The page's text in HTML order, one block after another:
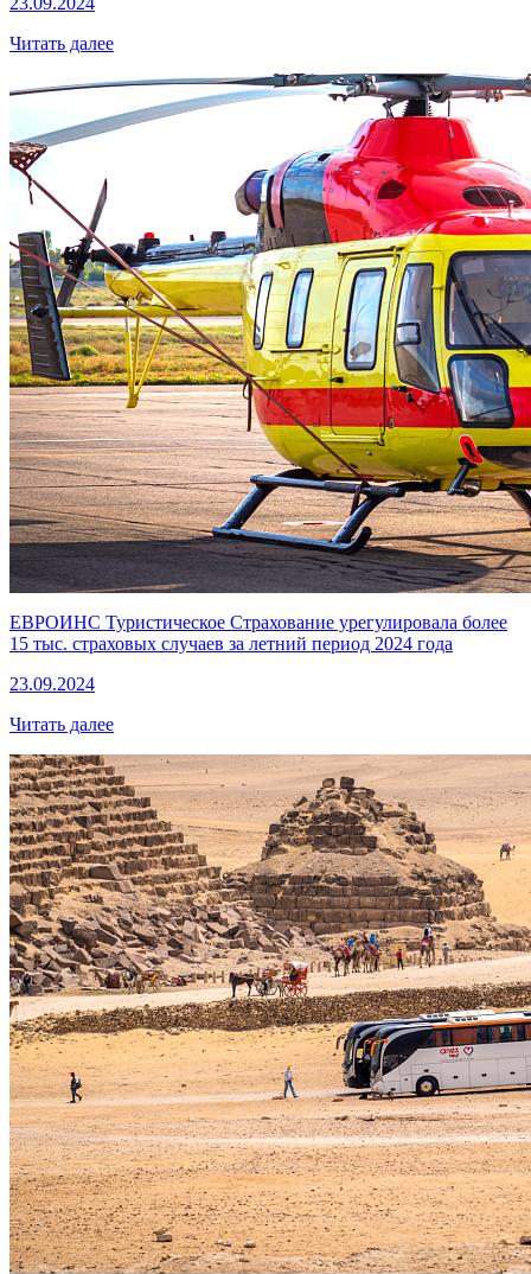
Читать далее
ЕВРОИНС Туристическое Страхование урегулировала более
15 тыс. страховых случаев за летний период 2024 года
23.09.2024
Читать далее